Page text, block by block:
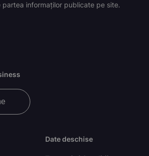
partea informaților publicate pe site.
Date deschise